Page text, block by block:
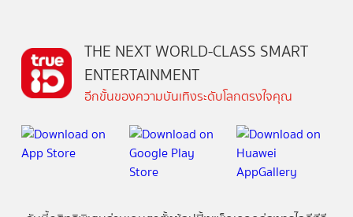
THE NEXT WORLD-CLASS SMART
ENTERTAINMENT
อีกขั้นของความบันเทิงระดับโลกตรงใจคุณ